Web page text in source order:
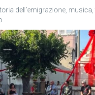
dell’emigrazione,